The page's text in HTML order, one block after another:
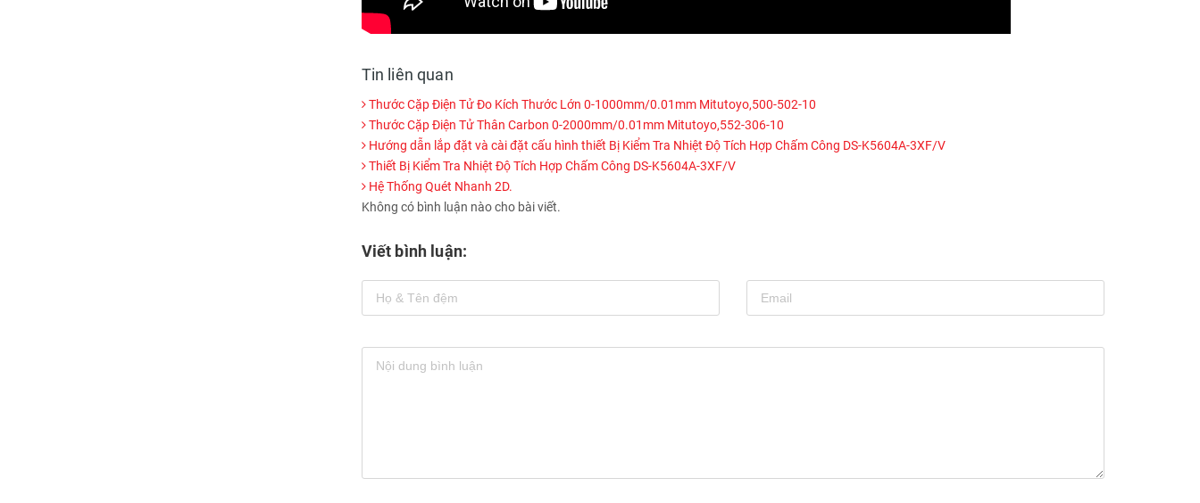
Tin liên quan
Thước Cặp Điện Tử Đo Kích Thước Lớn 0-1000mm/0.01mm Mitutoyo,500-502-10
Thước Cặp Điện Tử Thân Carbon 0-2000mm/0.01mm Mitutoyo,552-306-10
Hướng dẫn lắp đặt và cài đặt cấu hình thiết Bị Kiểm Tra Nhiệt Độ Tích Hợp Chấm Công DS-K5604A-3XF/V
Thiết Bị Kiểm Tra Nhiệt Độ Tích Hợp Chấm Công DS-K5604A-3XF/V
Hệ Thống Quét Nhanh 2D.
Không có bình luận nào cho bài viết.
Viết bình luận: